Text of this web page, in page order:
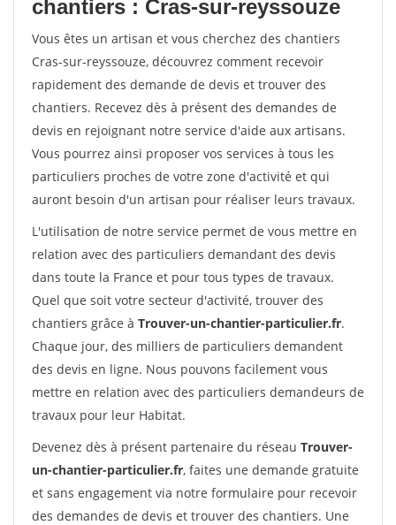
chantiers : Cras-sur-reyssouze
Vous êtes un artisan et vous cherchez des chantiers
Cras-sur-reyssouze, découvrez comment recevoir
rapidement des demande de devis et trouver des
chantiers. Recevez dès à présent des demandes de
devis en rejoignant notre service d'aide aux artisans.
Vous pourrez ainsi proposer vos services à tous les
particuliers proches de votre zone d'activité et qui
auront besoin d'un artisan pour réaliser leurs travaux.
L'utilisation de notre service permet de vous mettre en
relation avec des particuliers demandant des devis
dans toute la France et pour tous types de travaux.
Quel que soit votre secteur d'activité, trouver des
chantiers grâce à Trouver-un-chantier-particulier.fr.
Chaque jour, des milliers de particuliers demandent
des devis en ligne. Nous pouvons facilement vous
mettre en relation avec des particuliers demandeurs de
travaux pour leur Habitat.
Devenez dès à présent partenaire du réseau Trouver-
un-chantier-particulier.fr, faites une demande gratuite
et sans engagement via notre formulaire pour recevoir
des demandes de devis et trouver des chantiers. Une